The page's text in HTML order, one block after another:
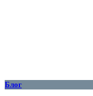
Блог